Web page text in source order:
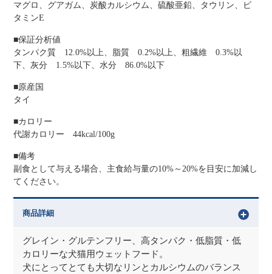
マグロ、グアガム、炭酸カルシウム、硫酸亜鉛、タウリン、ビ
タミンE
■保証分析値
タンパク質 12.0%以上、脂質 0.2%以上、粗繊維 0.3%以
下、灰分 1.5%以下、水分 86.0%以下
■原産国
タイ
■カロリー
代謝カロリー 44kcal/100g
■備考
副食として与える場合、主食給与量の10%～20%を目安に加減し
てください。
商品詳細
グレイン・グルテンフリー、高タンパク・低脂質・低
カロリーな犬猫用ウェットフード。
犬にとってとても大切なリンとカルシウムのバランス